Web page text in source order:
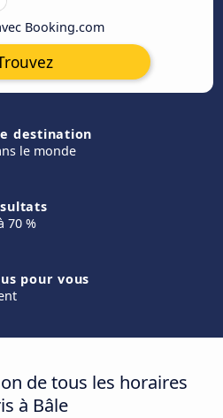
Booking.com
destination
le monde
70 %
pour vous
de tous les horaires
à Bâle